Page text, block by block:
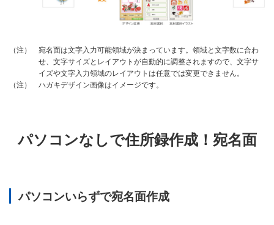
（注）
宛名面は文字入力可能領域が決まっています。領域と文字数に合わ
せ、文字サイズとレイアウトが自動的に調整されますので、文字サ
イズや文字入力領域のレイアウトは任意では変更できません。
（注）
ハガキデザイン画像はイメージです。
パソコンなしで住所録作成！宛名面
パソコンいらずで宛名面作成